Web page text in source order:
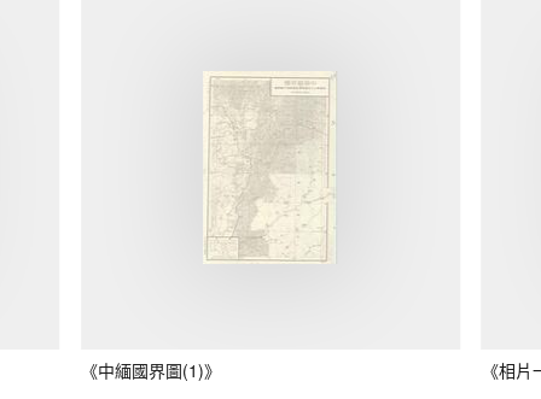
《中緬國界圖(1)》 《相